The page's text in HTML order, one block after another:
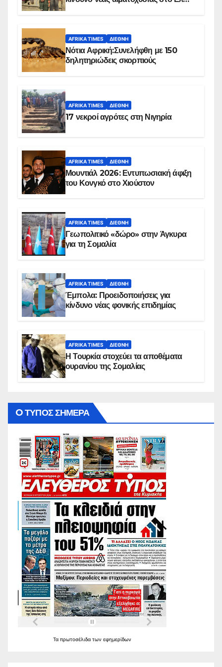
AFRIKA TIMES ΔΙΕΘΝΉ
Νότια Αφρική:Συνελήφθη με 150
δηλητηριώδεις σκορπιούς
AFRIKA TIMES ΔΙΕΘΝΉ
17 νεκροί αγρότες στη Νιγηρία
AFRIKA TIMES ΔΙΕΘΝΉ
Μουντιάλ 2026: Εντυπωσιακή άφιξη
του Κονγκό στο Χιούστον
AFRIKA TIMES ΔΙΕΘΝΉ
Γεωπολιτικό «δώρο» στην Άγκυρα
για τη Σομαλία
AFRIKA TIMES ΔΙΕΘΝΉ
Έμπολα: Προειδοποιήσεις για
κίνδυνο νέας φονικής επιδημίας
AFRIKA TIMES ΔΙΕΘΝΉ
Η Τουρκία στοχεύει τα αποθέματα
ουρανίου της Σομαλίας
O ΤΥΠΟΣ ΣΗΜΕΡΑ
Τα πρωτοσέλιδα των εφημερίδων